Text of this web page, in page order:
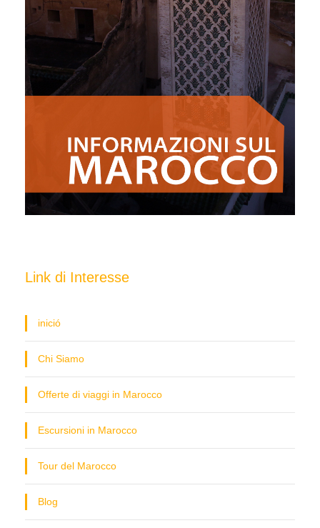
Link di Interesse
inició
Chi Siamo
Offerte di viaggi in Marocco
Escursioni in Marocco
Tour del Marocco
Blog